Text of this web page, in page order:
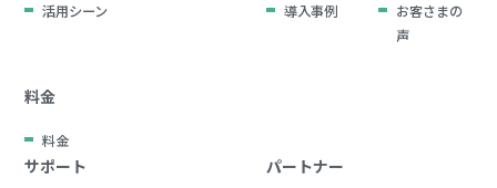
活用シーン 導入事例
お客さまの
声
料金
料金
サポート パートナー